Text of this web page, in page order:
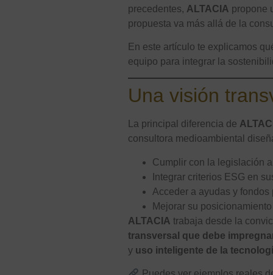
precedentes, ALTACIA propone
propuesta va más allá de la
En este artículo te explicamos
equipo para integrar la
Una visión
La principal diferencia de
consultora medioambiental
Cumplir con la legislación
Integrar criterios ESG en
Acceder a ayudas y fondos
Mejorar su
ALTACIA trabaja desde la
transversal que debe
y uso inteligente de la